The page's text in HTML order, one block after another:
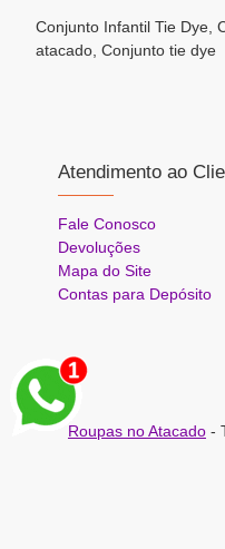
Conjunto Infantil Tie Dye,
atacado, Conjunto tie dye
Atendimento ao
Fale Conosco
Devoluções
Mapa do Site
Contas para Depósito
Roupas no Atacado-